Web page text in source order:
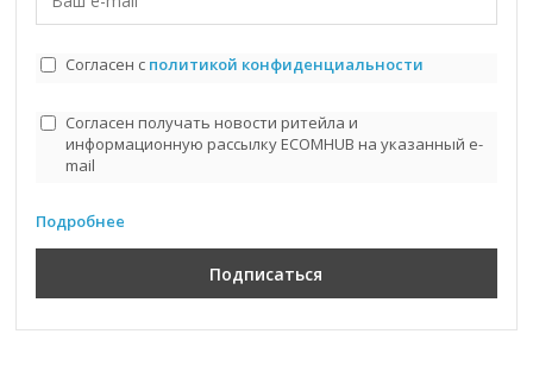
Согласен с политикой конфиденциальности
Согласен получать новости ритейла и
информационную рассылку ECOMHUB на указанный e-
mail
Подробнее